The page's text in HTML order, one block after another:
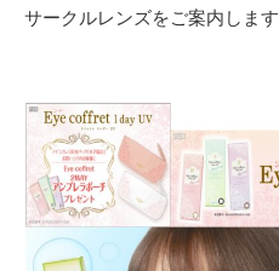
サークルレンズをご案内します